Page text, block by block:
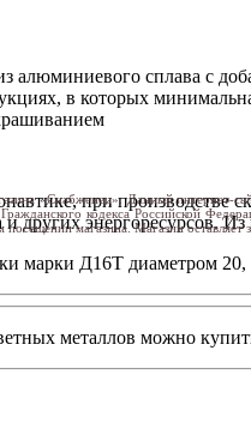
алюминиевого сплава с
в которых
при производстве
и других энергоресурсов.
марки Д16Т диаметром 20,
металлов можно
«Снабженец». Данный интернет-
кодекса Российской
магазина. Магазин